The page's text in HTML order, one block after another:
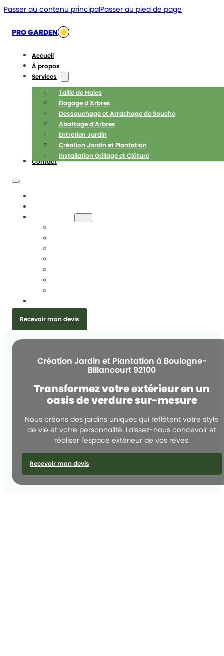
Passer au contenu principalPasser au pied de page
PRO GARDEN
Accueil
À propos
Services
Taille de Haies
Élagage d’Arbres
Dessouchage et Arrachage de Souche
Abattage d’Arbres
Entretien Jardin
Création Jardin et Plantation
Installation Grillage et Clôture
Contact
Recevoir mon devis
Création Jardin et Plantation à Boulogne-
Billancourt 92100
Transformez votre extérieur en un
oasis de verdure sur-mesure
Nous créons des jardins uniques qui reflètent votre style
de vie et votre personnalité. Laissez-nous concevoir et
réaliser l'espace extérieur de vos rêves.
Recevoir mon devis